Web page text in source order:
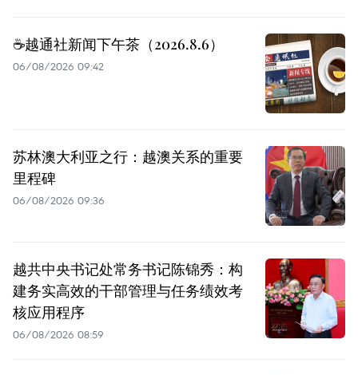
☕️越通社新闻下午茶（2026.8.6）
06/08/2026 09:42
苏林澳大利亚之行：越澳关系的重要
里程碑
06/08/2026 09:36
越共中央书记处常务书记陈锦秀：构
建务实高效的干部管理与任务绩效考
核应用程序
06/08/2026 08:59